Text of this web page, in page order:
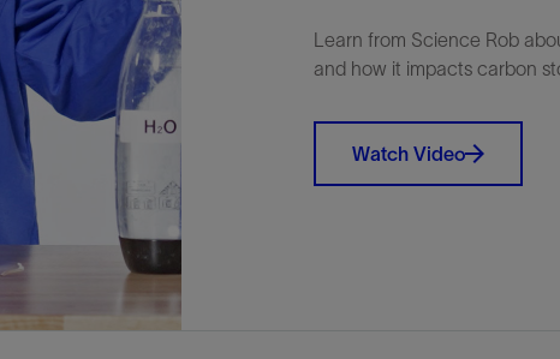
Learn from Science Rob
and how it impacts carbon
Watch Video